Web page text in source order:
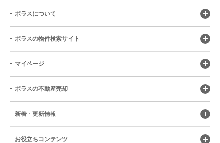
ポラスについて
ポラスの物件検索サイト
マイページ
ポラスの不動産売却
新着・更新情報
お役立ちコンテンツ